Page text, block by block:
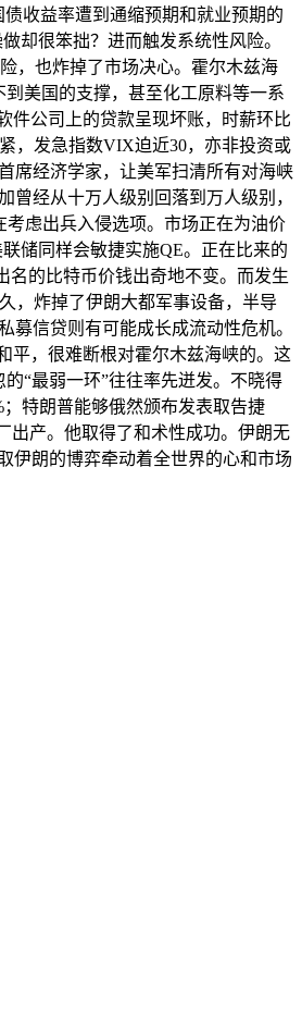
收益率遭到通缩预期和就业预期的
却很笨拙？进而触发系统性风险。
，也炸掉了市场决心。霍尔木兹海
美国的支撑，甚至化工原料等一系
件公司上的贷款呈现坏账，时薪环比
，发急指数VIX迫近30，亦非投资或
席经济学家，让美军扫清所有对海峡
经从十万人级别回落到万人级别，
虑出兵入侵选项。市场正在为油价
储同样会敏捷实施QE。正在比来的
名的比特币价钱出奇地不变。而发生
，炸掉了伊朗大都军事设备，半导
信贷则有可能成长成流动性危机。
平，很难断根对霍尔木兹海峡的。这
“最弱一环”往往率先迸发。不晓得
特朗普能够俄然颁布发表取告捷
出产。他取得了和术性成功。伊朗无
伊朗的博弈牵动着全世界的心和市场